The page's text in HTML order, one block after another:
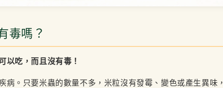
毒嗎？
以吃，而且沒有毒！
病。只要米蟲的數量不多，米粒沒有發霉、變色或產生異味，